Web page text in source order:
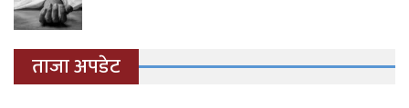
ताजा अपडेट